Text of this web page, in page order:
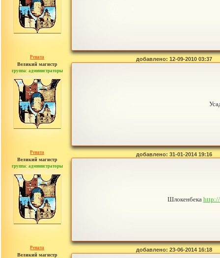
Рената
Великий магистр
группа: администраторы
сообщений: 30442
добавлено: 12-09-2010 03:37
Рената
Великий магистр
группа: администраторы
сообщений: 30442
добавлено: 31-01-2014 19:16
Шлокенбека http://
Рената
Великий магистр
добавлено: 23-06-2014 16:18